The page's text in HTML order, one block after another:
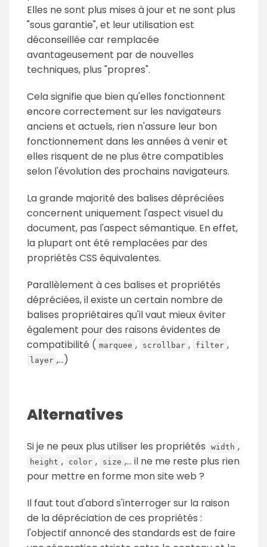
Elles ne sont plus mises à jour et ne sont plus
"sous garantie", et leur utilisation est
déconseillée car remplacée
avantageusement par de nouvelles
techniques, plus "propres".
Cela signifie que bien qu'elles fonctionnent
encore correctement sur les navigateurs
anciens et actuels, rien n'assure leur bon
fonctionnement dans les années à venir et
elles risquent de ne plus être compatibles
selon l'évolution des prochains navigateurs.
La grande majorité des balises dépréciées
concernent uniquement l'aspect visuel du
document, pas l'aspect sémantique. En effet,
la plupart ont été remplacées par des
propriétés CSS équivalentes.
Parallèlement à ces balises et propriétés
dépréciées, il existe un certain nombre de
balises propriétaires qu'il vaut mieux éviter
également pour des raisons évidentes de
compatibilité ( marquee , scrollbar , filter ,
layer ,...)
Alternatives
Si je ne peux plus utiliser les propriétés width ,
height , color , size ,... il ne me reste plus rien
pour mettre en forme mon site web ?
Il faut tout d'abord s'interroger sur la raison
de la dépréciation de ces propriétés :
l'objectif annoncé des standards est de faire